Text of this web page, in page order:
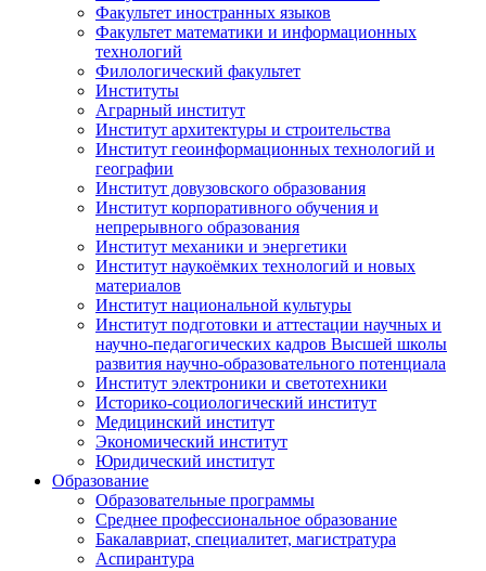
Факультет иностранных языков
Факультет математики и информационных
технологий
Филологический факультет
Институты
Аграрный институт
Институт архитектуры и строительства
Институт геоинформационных технологий и
географии
Институт довузовского образования
Институт корпоративного обучения и
непрерывного образования
Институт механики и энергетики
Институт наукоёмких технологий и новых
материалов
Институт национальной культуры
Институт подготовки и аттестации научных и
научно-педагогических кадров Высшей школы
развития научно-образовательного потенциала
Институт электроники и светотехники
Историко-социологический институт
Медицинский институт
Экономический институт
Юридический институт
Образование
Образовательные программы
Среднее профессиональное образование
Бакалавриат, специалитет, магистратура
Аспирантура